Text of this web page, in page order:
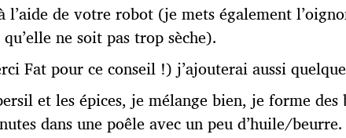
l’aide de votre robot (je mets également
ne soit pas trop sèche).
Fat pour ce conseil !) j’ajouterai aussi
et les épices, je mélange bien, je forme
dans une poêle avec un peu d’huile/beurre.